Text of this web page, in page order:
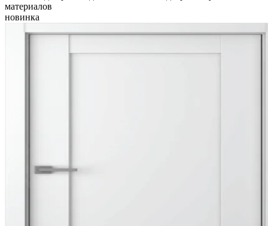
материалов
новинка